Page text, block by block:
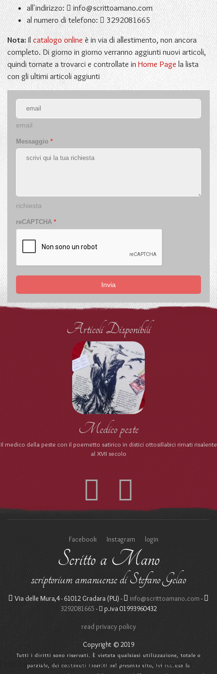
all'indirizzo: info@scrittoamano.com
al numero di telefono:
3292081665
Nota:Il catalogo onlineè in via di allestimento, non ancora
completo. Di giorno in giorno verranno aggiunti nuovi articoli,
quindi tornate a trovarci e controllate in Home Page la lista
con gli ultimi articoli aggiunti
email
Messaggio *
richiesta
reCAPTCHA *
Invia
Articoli Disponibili
Medico peste
Il medico della peste con il poemetto satirico in distici ottosillabici rimati risalente
al XVII secolo
Facebook Instagram login
Scritto a Mano
scriptorium amanuense di Stefano Gelao
Via delle Mura,4 - 61012 Gradara (PU) - info@scrittoamano.com -
3292081665 - p.iva 01993960432
read privacy policy
Copyright © 2019
Tutti i diritti sono riservati. È vietata qualsiasi utilizzazione, totale o
parziale, dei contenuti inseriti nel presente sito, ivi inclusa la
Utilizziamo i cookie sul nostro sito Web. Alcuni di essi sono